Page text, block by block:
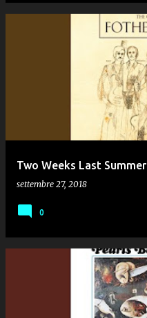
Two Weeks Last Summer
settembre 27, 2018
0